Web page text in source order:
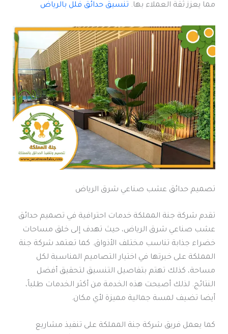
مما يعزز ثقة العملاء بها. تنسيق حدائق فلل بالرياض
تصميم حدائق عشب صناعي شرق الرياض
تقدم شركة جنة المملكة خدمات احترافية في تصميم حدائق
عشب صناعي شرق الرياض، حيث تهدف إلى خلق مساحات
خضراء جذابة تناسب مختلف الأذواق. كما تعتمد شركة جنة
المملكة على خبرتها في اختيار التصاميم المناسبة لكل
مساحة، كذلك تهتم بتفاصيل التنسيق لتحقيق أفضل
النتائج. لذلك أصبحت هذه الخدمة من أكثر الخدمات طلباً،
أيضا تضيف لمسة جمالية مميزة لأي مكان.
كما يعمل فريق شركة جنة المملكة على تنفيذ مشاريع